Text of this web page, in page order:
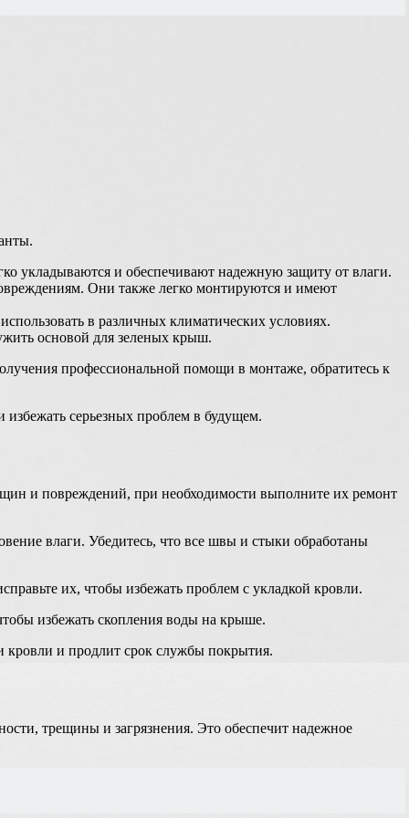
укладываются и обеспечивают надежную защиту от влаги.
Они также легко монтируются и имеют
в различных климатических условиях.
основой для зеленых крыш.
профессиональной помощи в монтаже, обратитесь к
серьезных проблем в будущем.
и повреждений, при необходимости выполните их ремонт
влаги. Убедитесь, что все швы и стыки обработаны
их, чтобы избежать проблем с укладкой кровли.
избежать скопления воды на крыше.
кровли и продлит срок службы покрытия.
трещины и загрязнения. Это обеспечит надежное